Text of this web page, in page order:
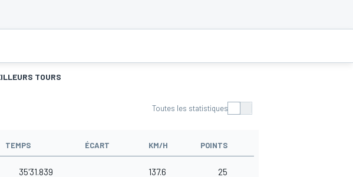
TOURS
Toutes les statistiques
TEMPS ÉCART KM/H POINTS
35'31.839 137.6 25